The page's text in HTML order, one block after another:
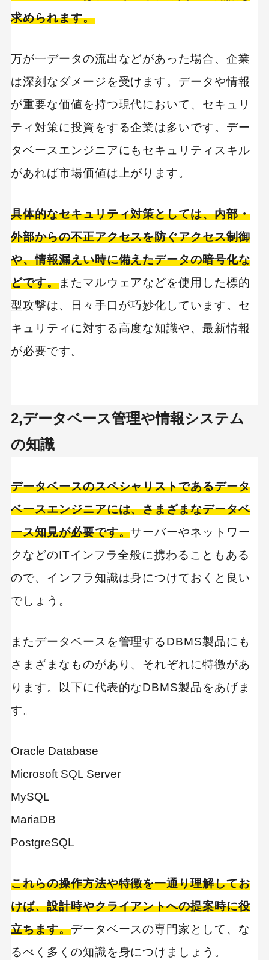
求められます。
万が一データの流出などがあった場合、企業
は深刻なダメージを受けます。データや情報
が重要な価値を持つ現代において、セキュリ
ティ対策に投資をする企業は多いです。デー
タベースエンジニアにもセキュリティスキル
があれば市場価値は上がります。
具体的なセキュリティ対策としては、内部・
外部からの不正アクセスを防ぐアクセス制御
や、情報漏えい時に備えたデータの暗号化な
どです。またマルウェアなどを使用した標的
型攻撃は、日々手口が巧妙化しています。セ
キュリティに対する高度な知識や、最新情報
が必要です。
2,データベース管理や情報システム
の知識
データベースのスペシャリストであるデータ
ベースエンジニアには、さまざまなデータベ
ース知見が必要です。サーバーやネットワー
クなどのITインフラ全般に携わることもある
ので、インフラ知識は身につけておくと良い
でしょう。
またデータベースを管理するDBMS製品にも
さまざまなものがあり、それぞれに特徴があ
ります。以下に代表的なDBMS製品をあげま
す。
Oracle Database
Microsoft SQL Server
MySQL
MariaDB
PostgreSQL
これらの操作方法や特徴を一通り理解してお
けば、設計時やクライアントへの提案時に役
立ちます。データベースの専門家として、な
るべく多くの知識を身につけましょう。